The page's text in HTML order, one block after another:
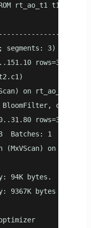
FROM rt_ao_t1 t1,
3)
rows=3333
on rt_ao_t1 t1
rows=3333
Batches: 1  Memory
(MxVScan) on
94K bytes.
bytes avg x 3